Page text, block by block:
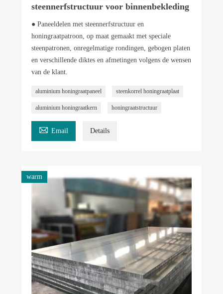
steennerfstructuur voor binnenbekleding
● Paneeldelen met steennerfstructuur en
honingraatpatroon, op maat gemaakt met speciale
steenpatronen, onregelmatige rondingen, gebogen platen
en verschillende diktes en afmetingen volgens de wensen
van de klant.
aluminium honingraatpaneel steenkorrel honingraatplaat
aluminium honingraatkern honingraatstructuur
 Email Details
warm